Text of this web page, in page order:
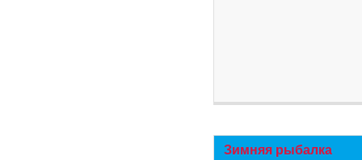
Зимняя рыбалка